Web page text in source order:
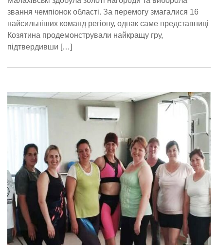
звання чемпіонок області. За перемогу змагалися 16
найсильніших команд регіону, однак саме представниці
Козятина продемонстрували найкращу гру,
підтвердивши […]